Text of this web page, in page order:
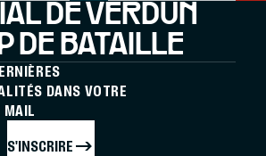
DE VERDUN
DE BATAILLE
DANS VOTRE
S'INSCRIRE